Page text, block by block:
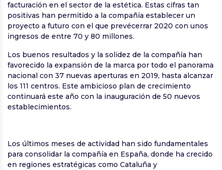
facturación en el sector de la estética. Estas cifras tan
positivas han permitido a la compañía establecer un
proyecto a futuro con el que prevécerrar 2020 con unos
ingresos de entre 70 y 80 millones.
Los buenos resultados y la solidez de la compañía han
favorecido la expansión de la marca por todo el panorama
nacional con 37 nuevas aperturas en 2019, hasta alcanzar
los 111 centros. Este ambicioso plan de crecimiento
continuará este año con la inauguración de 50 nuevos
establecimientos.
Los últimos meses de actividad han sido fundamentales
para consolidar la compañía en España, donde ha crecido
en regiones estratégicas como Cataluña y